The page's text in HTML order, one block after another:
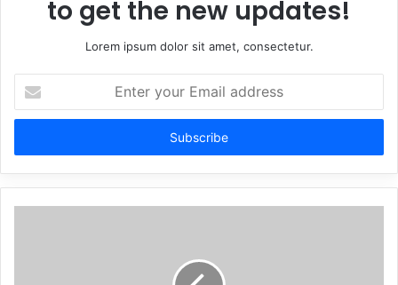
to get the new updates!
Lorem ipsum dolor sit amet, consectetur.
your
Email